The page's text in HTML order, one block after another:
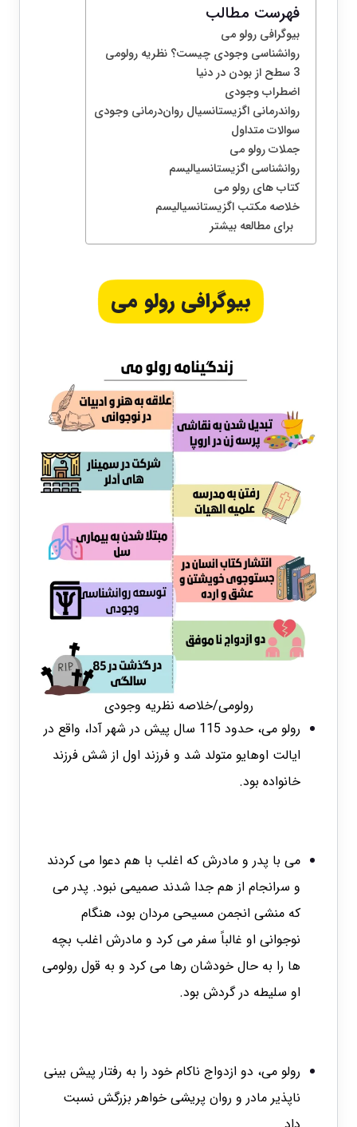
فهرست مطالب
بیوگرافی رولو می
روانشناسی وجودی چیست؟ نظریه رولومی
3 سطح از بودن در دنیا
اضطراب وجودی
رواندرمانی اگزیستانسیال روان‌درمانی وجودی
سوالات متداول
جملات رولو می
روانشناسی اگزیستانسیالیسم
کتاب های رولو می
خلاصه مکتب اگزیستانسیالیسم
برای مطالعه بیشتر
بیوگرافی رولو می
رولومی/خلاصه نظریه وجودی
رولو می، حدود 115 سال پیش در شهر آدا، واقع در
ایالت اوهایو متولد شد و فرزند اول از شش فرزند
خانواده بود.
می با پدر و مادرش که اغلب با هم دعوا می کردند
و سرانجام از هم جدا شدند صمیمی نبود. پدر می
که منشی انجمن مسیحی مردان بود، هنگام
نوجوانی او غالباً سفر می کرد و مادرش اغلب بچه
ها را به حال خودشان رها می کرد و به قول رولومی
او سلیطه در گردش بود.
رولو می، دو ازدواج ناکام خود را به رفتار پیش بینی
ناپذیر مادر و روان پریشی خواهر بزرگش نسبت